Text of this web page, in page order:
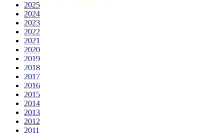
2025
2024
2023
2022
2021
2020
2019
2018
2017
2016
2015
2014
2013
2012
2011